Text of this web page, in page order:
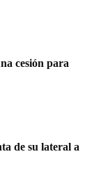
cesión para
de su lateral a